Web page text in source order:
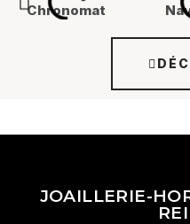
Chronomat
JOAILLERIE-